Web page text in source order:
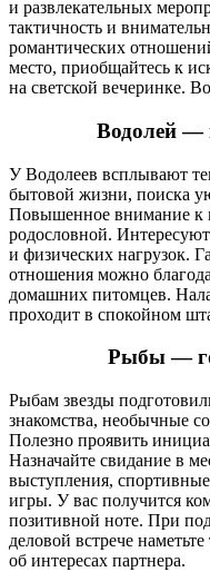
и развлекательных
тактичность и
романтических
место, приобщайтесь к
на светской вечеринке.
Водолей —
У Водолеев всплывают
бытовой жизни, поиска
Повышенное внимание к
родословной.
и физических нагрузок.
отношения можно
домашних питомцев.
проходит в спокойном
Рыбы —
Рыбам звезды
знакомства, необычные
Полезно проявить
Назначайте свидание в
выступления,
игры. У вас получится
позитивной ноте. При
деловой встрече
об интересах партнера.